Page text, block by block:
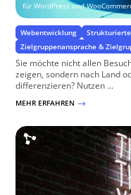
für WordPress und
Webentwicklung
Zielgruppenansprache &
Sie möchte nicht allen
zeigen, sondern nach Land
differenzieren? Nutzen ...
MEHR ERFAHREN $